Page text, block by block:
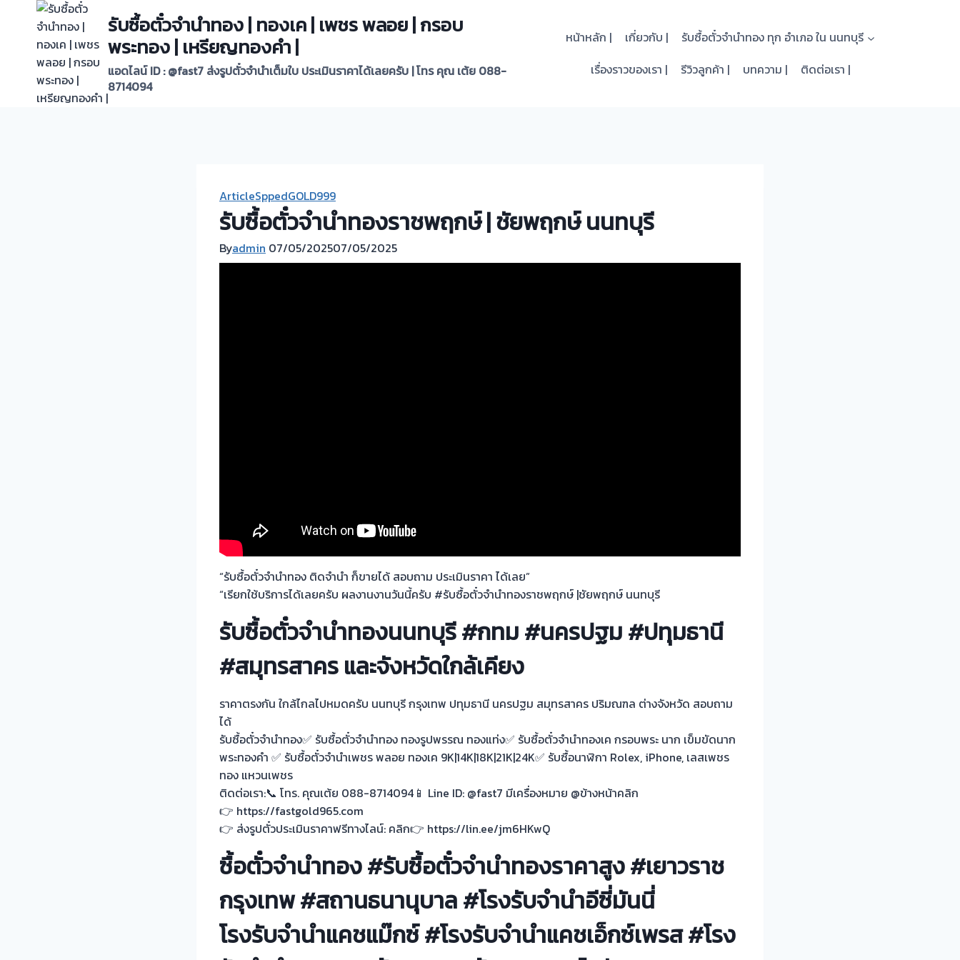
content
รับซื้อตั๋วจำนำทอง | ทองเค | เพชร พลอย | กรอบ
พระทอง | เหรียญทองคำ |
แอดไลน์ ID : @fast7 ส่งรูปตั๋วจำนำเต็มใบ ประเมินราคาได้เลยครับ | โทร คุณ เต้ย 088-
8714094
หน้าหลัก | เกี่ยวกับ |
รับซื้อตั๋วจำนำทอง ทุก อำเภอ ใน นนทบุรี
เรื่องราวของเรา |
รีวิวลูกค้า | บทความ | ติดต่อเรา |
ArticleSppedGOLD999
รับซื้อตั๋วจำนำทองราชพฤกษ์ | ชัยพฤกษ์ นนทบุรี
Byadmin 07/05/202507/05/2025
“รับซื้อตั๋วจำนำทอง ติดจำนำ ก็ขายได้ สอบถาม ประเมินราคา ได้เลย”
“เรียกใช้บริการได้เลยครับ ผลงานงานวันนี้ครับ #รับซื้อตั๋วจำนำทองราชพฤกษ์ |ชัยพฤกษ์ นนทบุรี
รับซื้อตั๋วจำนำทองนนทบุรี #กทม #นครปฐม #ปทุมธานี
#สมุทรสาคร และจังหวัดใกล้เคียง
ราคาตรงกัน ใกล้ไกลไปหมดครับ นนทบุรี กรุงเทพ ปทุมธานี นครปฐม สมุทรสาคร ปริมณฑล ต่างจังหวัด สอบถาม
ได้
รับซื้อตั๋วจำนำทอง✅ รับซื้อตั๋วจำนำทอง ทองรูปพรรณ ทองแท่ง✅ รับซื้อตั๋วจำนำทองเค กรอบพระ นาก เข็มขัดนาก
พระทองคำ ✅ รับซื้อตั๋วจำนำเพชร พลอย ทองเค 9K|14K|18K|21K|24K✅ รับซื้อนาฬิกา Rolex, iPhone, เลสเพชร
ทอง แหวนเพชร
ติดต่อเรา:📞 โทร. คุณเต้ย 088-8714094📱 Line ID: @fast7 มีเครื่องหมาย @ข้างหน้าคลิก
👉 https://fastgold965.com
👉 ส่งรูปตั๋วประเมินราคาฟรีทางไลน์: คลิก👉 https://lin.ee/jm6HKwQ
ซื้อตั๋วจำนำทอง #รับซื้อตั๋วจำนำทองราคาสูง #เยาวราช
กรุงเทพ #สถานธนานุบาล #โรงรับจำนำอีซี่มันนี่
โรงรับจำนำแคชแม๊กซ์ #โรงรับจำนำแคชเอ็กซ์เพรส #โรง